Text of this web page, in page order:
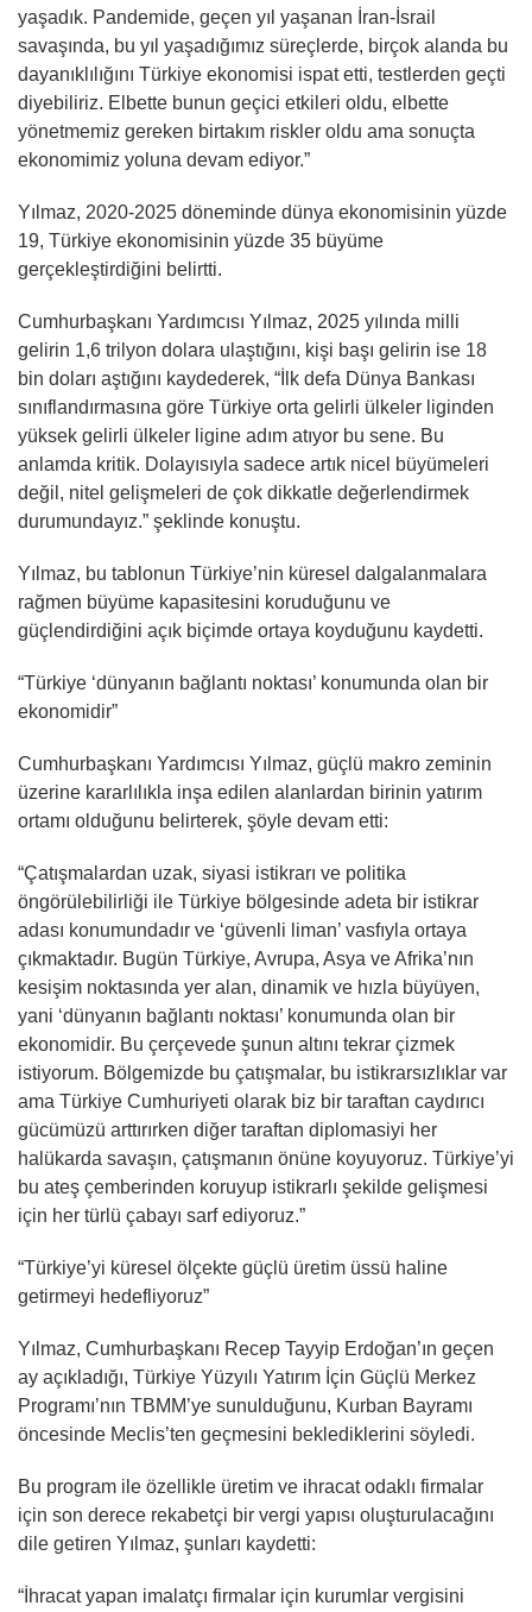
yaşadık. Pandemide, geçen yıl yaşanan İran-İsrail
savaşında, bu yıl yaşadığımız süreçlerde, birçok alanda bu
dayanıklılığını Türkiye ekonomisi ispat etti, testlerden geçti
diyebiliriz. Elbette bunun geçici etkileri oldu, elbette
yönetmemiz gereken birtakım riskler oldu ama sonuçta
ekonomimiz yoluna devam ediyor.”
Yılmaz, 2020-2025 döneminde dünya ekonomisinin yüzde
19, Türkiye ekonomisinin yüzde 35 büyüme
gerçekleştirdiğini belirtti.
Cumhurbaşkanı Yardımcısı Yılmaz, 2025 yılında milli
gelirin 1,6 trilyon dolara ulaştığını, kişi başı gelirin ise 18
bin doları aştığını kaydederek, “İlk defa Dünya Bankası
sınıflandırmasına göre Türkiye orta gelirli ülkeler liginden
yüksek gelirli ülkeler ligine adım atıyor bu sene. Bu
anlamda kritik. Dolayısıyla sadece artık nicel büyümeleri
değil, nitel gelişmeleri de çok dikkatle değerlendirmek
durumundayız.” şeklinde konuştu.
Yılmaz, bu tablonun Türkiye’nin küresel dalgalanmalara
rağmen büyüme kapasitesini koruduğunu ve
güçlendirdiğini açık biçimde ortaya koyduğunu kaydetti.
“Türkiye ‘dünyanın bağlantı noktası’ konumunda olan bir
ekonomidir”
Cumhurbaşkanı Yardımcısı Yılmaz, güçlü makro zeminin
üzerine kararlılıkla inşa edilen alanlardan birinin yatırım
ortamı olduğunu belirterek, şöyle devam etti:
“Çatışmalardan uzak, siyasi istikrarı ve politika
öngörülebilirliği ile Türkiye bölgesinde adeta bir istikrar
adası konumundadır ve ‘güvenli liman’ vasfıyla ortaya
çıkmaktadır. Bugün Türkiye, Avrupa, Asya ve Afrika’nın
kesişim noktasında yer alan, dinamik ve hızla büyüyen,
yani ‘dünyanın bağlantı noktası’ konumunda olan bir
ekonomidir. Bu çerçevede şunun altını tekrar çizmek
istiyorum. Bölgemizde bu çatışmalar, bu istikrarsızlıklar var
ama Türkiye Cumhuriyeti olarak biz bir taraftan caydırıcı
gücümüzü arttırırken diğer taraftan diplomasiyi her
halükarda savaşın, çatışmanın önüne koyuyoruz. Türkiye’yi
bu ateş çemberinden koruyup istikrarlı şekilde gelişmesi
için her türlü çabayı sarf ediyoruz.”
“Türkiye’yi küresel ölçekte güçlü üretim üssü haline
getirmeyi hedefliyoruz”
Yılmaz, Cumhurbaşkanı Recep Tayyip Erdoğan’ın geçen
ay açıkladığı, Türkiye Yüzyılı Yatırım İçin Güçlü Merkez
Programı’nın TBMM’ye sunulduğunu, Kurban Bayramı
öncesinde Meclis’ten geçmesini beklediklerini söyledi.
Bu program ile özellikle üretim ve ihracat odaklı firmalar
için son derece rekabetçi bir vergi yapısı oluşturulacağını
dile getiren Yılmaz, şunları kaydetti:
“İhracat yapan imalatçı firmalar için kurumlar vergisini